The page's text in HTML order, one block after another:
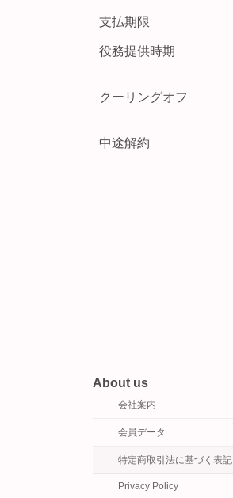
支払期限
役務提供時期
クーリングオフ
中途解約
About us
会社案内
会員データ
特定商取引法に基づく表記
Privacy Policy